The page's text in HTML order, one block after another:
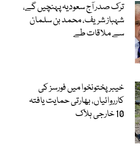
ترک صدر آج سعودیہ پہنچیں گے،
شہباز شریف، محمد بن سلمان
سے ملاقات طے
خیبرپختونخوا میں فورسز کی
کارروائیاں، بھارتی حمایت یافتہ
10 خارجی ہلاک